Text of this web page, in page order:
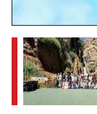
GÖKSUN